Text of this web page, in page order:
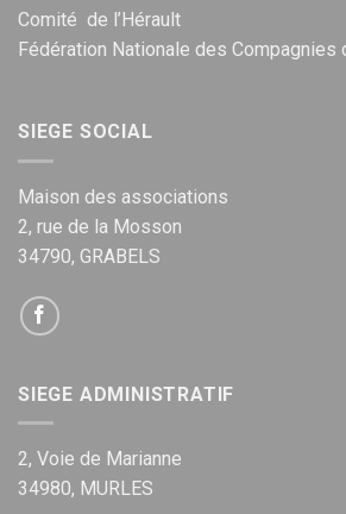
Comité de l’Hérault
Fédération Nationale des Compagnies
SIEGE SOCIAL
Maison des associations
2, rue de la Mosson
34790, GRABELS
SIEGE ADMINISTRATIF
2, Voie de Marianne
34980, MURLES